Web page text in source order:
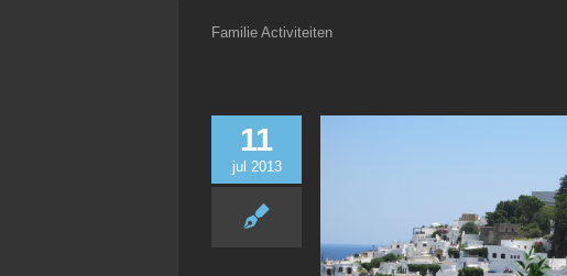
Familie Activiteiten
11
jul 2013